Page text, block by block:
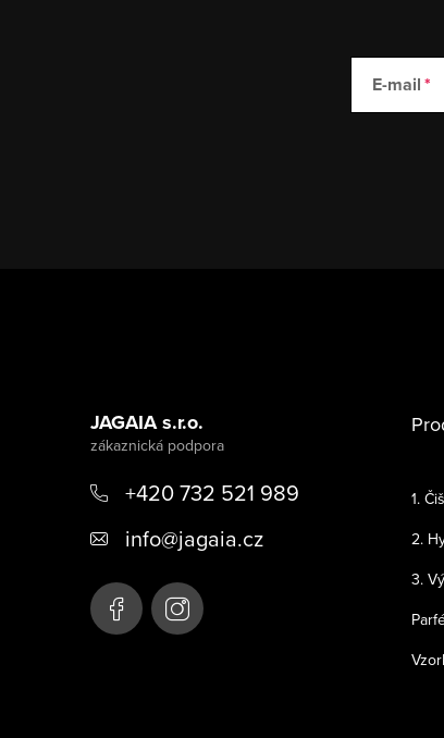
E-mail
JAGAIA s.r.o.
+420 732 521 989
info@jagaia.cz
1.
2.
3.